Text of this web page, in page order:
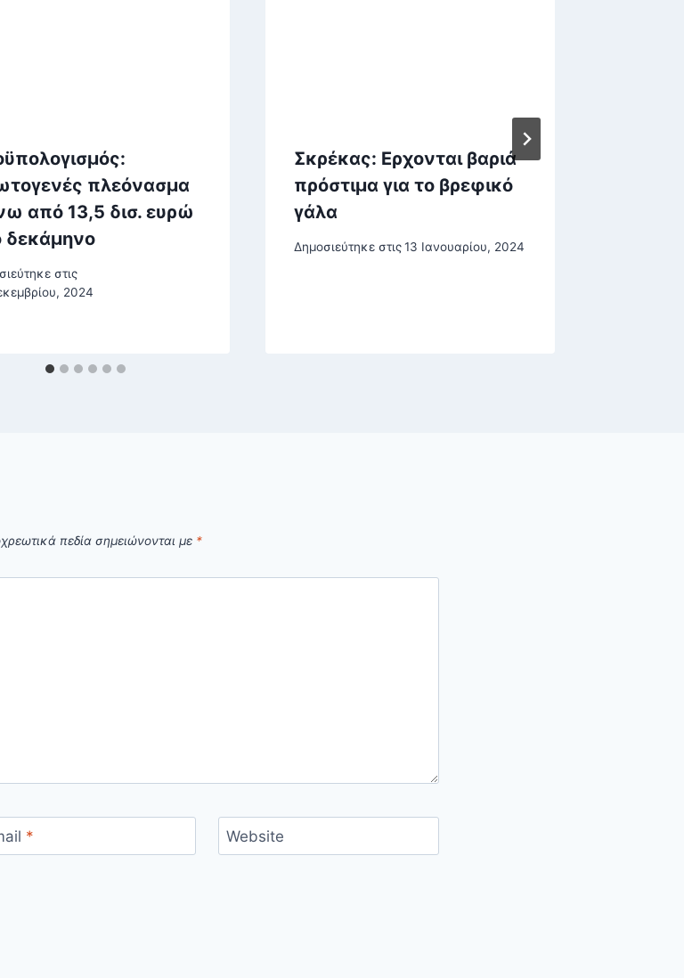
πλεόνασμα
από 13,5 δισ. ευρώ
δεκάμηνο
στις
2024
Σκρέκας: Ερχονται βαριά
πρόστιμα για το βρεφικό
γάλα
Δημοσιεύτηκε στις 13 Ιανουαρίου, 2024
πεδία σημειώνονται με *
* Website